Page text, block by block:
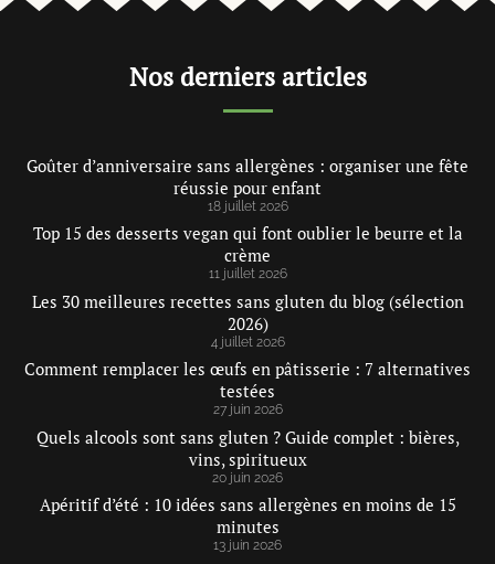
Nos derniers articles
Goûter d’anniversaire sans allergènes : organiser une fête
réussie pour enfant
18 juillet 2026
Top 15 des desserts vegan qui font oublier le beurre et la
crème
11 juillet 2026
Les 30 meilleures recettes sans gluten du blog (sélection
2026)
4 juillet 2026
Comment remplacer les œufs en pâtisserie : 7 alternatives
testées
27 juin 2026
Quels alcools sont sans gluten ? Guide complet : bières,
vins, spiritueux
20 juin 2026
Apéritif d’été : 10 idées sans allergènes en moins de 15
minutes
13 juin 2026